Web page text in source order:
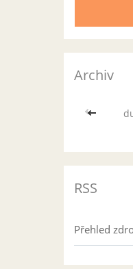
Archiv
<<
RSS
Přehled